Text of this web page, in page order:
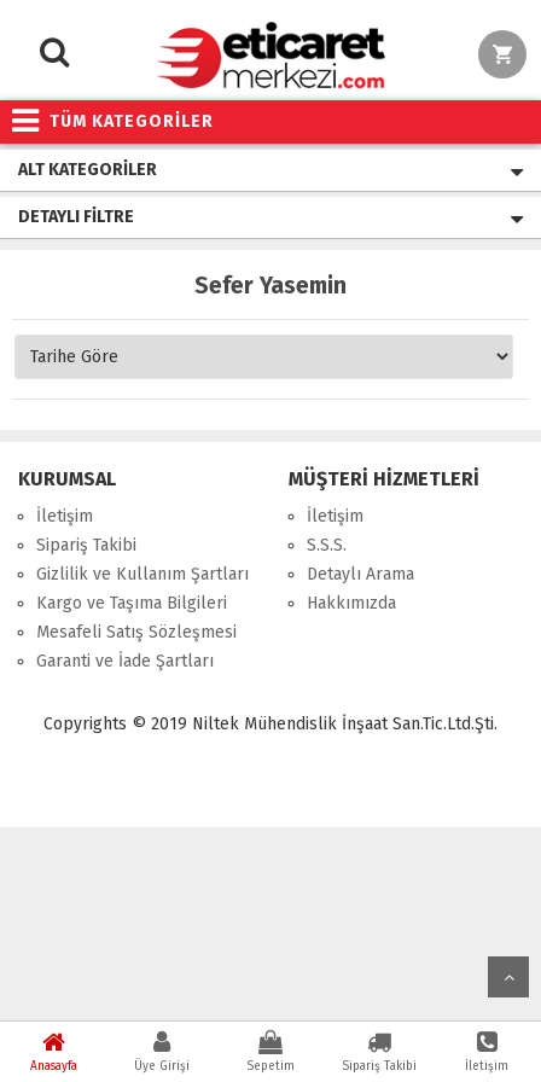
TÜM KATEGORİLER
Anasayfa Üye Girişi Sepetim Sipariş Takibi İletişim
ALT KATEGORILER
DETAYLI FILTRE
Sefer Yasemin
KURUMSAL
İletişim
Sipariş Takibi
Gizlilik ve Kullanım Şartları
Kargo ve Taşıma Bilgileri
Mesafeli Satış Sözleşmesi
Garanti ve İade Şartları
MÜŞTERİ HİZMETLERİ
İletişim
S.S.S.
Detaylı Arama
Hakkımızda
Copyrights © 2019 Niltek Mühendislik İnşaat San.Tic.Ltd.Şti.